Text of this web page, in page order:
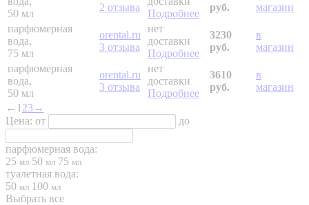
50 мл
2 отзыва
Подробнее
руб.
магазин
парфюмерная
вода,
75 мл
orental.ru
3 отзыва
нет
доставки
Подробнее
3230
руб.
в
магазин
парфюмерная
вода,
50 мл
orental.ru
3 отзыва
нет
доставки
Подробнее
3610
руб.
в
магазин
← 1 23 →
Цена: от до
парфюмерная вода:
25 мл 50 мл 75 мл
туалетная вода:
50 мл 100 мл
Выбрать все